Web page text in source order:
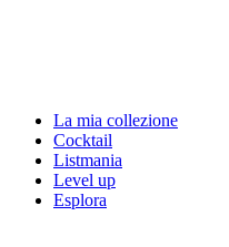
La mia collezione
Cocktail
Listmania
Level up
Esplora